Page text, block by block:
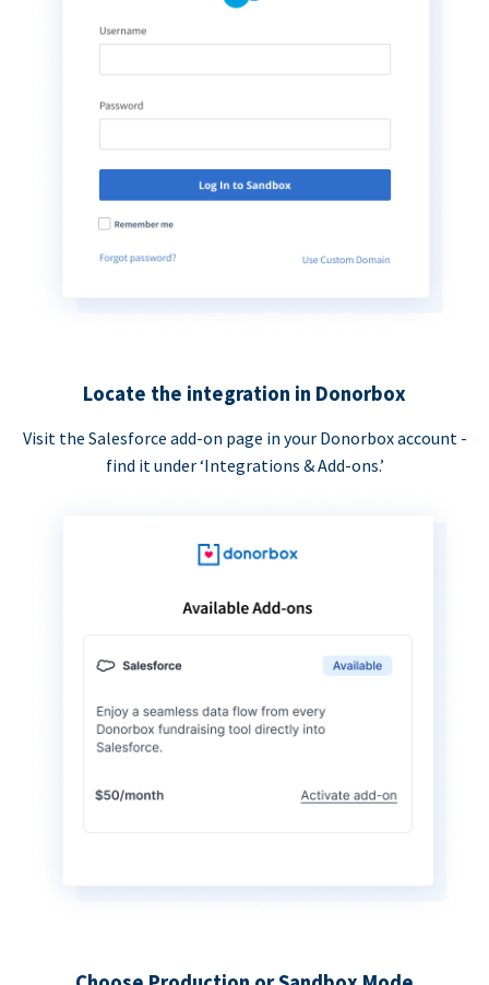
Locate the integration in Donorbox
Visit the Salesforce add-on page in your Donorbox account -
find it under ‘Integrations & Add-ons.’